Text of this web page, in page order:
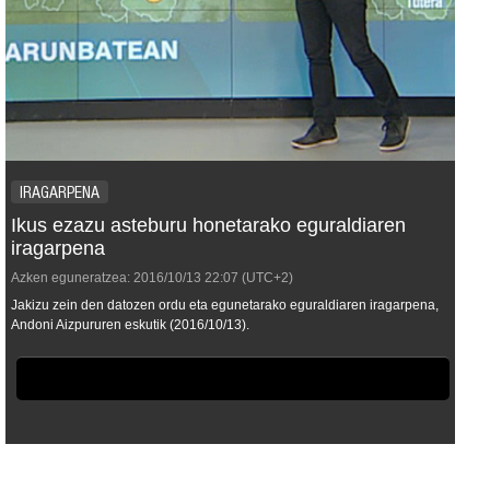
IRAGARPENA
Ikus ezazu asteburu honetarako eguraldiaren
iragarpena
Azken eguneratzea: 2016/10/13 22:07 (UTC+2)
Jakizu zein den datozen ordu eta egunetarako eguraldiaren iragarpena,
Andoni Aizpururen eskutik (2016/10/13).